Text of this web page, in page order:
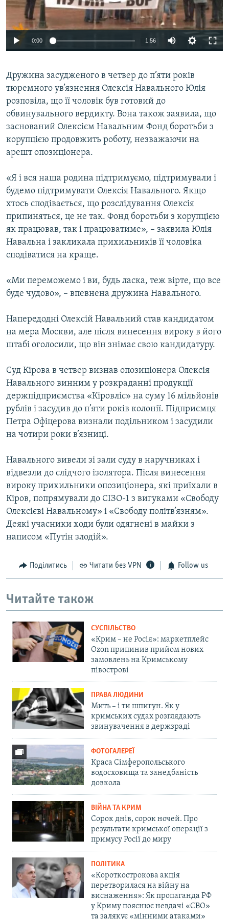
ВІДЕОУРОКИ «ELIFBE»
СВІДЧЕННЯ ОКУПАЦІЇ
УКРАЇНСЬКА ПРОБЛЕМА КРИМУ
Русский
Qırımtatar
Усі сайти RFE/RL
0:00 1:56
Дружина засудженого в четвер до п’яти років
тюремного ув’язнення Олексія Навального Юлія
розповіла, що її чоловік був готовий до
обвинувального вердикту. Вона також заявила, що
заснований Олексієм Навальним Фонд боротьби з
корупцією продовжить роботу, незважаючи на
арешт опозиціонера.
«Я і вся наша родина підтримуємо, підтримували і
будемо підтримувати Олексія Навального. Якщо
хтось сподівається, що розслідування Олексія
припиняться, це не так. Фонд боротьби з корупцією
як працював, так і працюватиме», – заявила Юлія
Навальна і закликала прихильників її чоловіка
сподіватися на краще.
«Ми переможемо і ви, будь ласка, теж вірте, що все
буде чудово», – впевнена дружина Навального.
Напередодні Олексій Навальний став кандидатом
на мера Москви, але після винесення вироку в його
штабі оголосили, що він знімає свою кандидатуру.
Суд Кірова в четвер визнав опозиціонера Олексія
Навального винним у розкраданні продукції
держпідприємства «Кіровліс» на суму 16 мільйонів
рублів і засудив до п’яти років колонії. Підприємця
Петра Офіцерова визнали подільником і засудили
на чотири роки в’язниці.
Навального вивели зі зали суду в наручниках і
відвезли до слідчого ізолятора. Після винесення
вироку прихильники опозиціонера, які приїхали в
Кіров, попрямували до СІЗО-1 з вигуками «Свободу
Олексієві Навальному» і «Свободу політв’язням».
Деякі учасники ходи були одягнені в майки з
написом «Путін злодій».
Поділитись Читати без VPN Follow us
Читайте також
СУСПІЛЬСТВО
«Крим – не Росія»: маркетплейс
Ozon припинив прийом нових
замовлень на Кримському
півострові
ПРАВА ЛЮДИНИ
Мить – і ти шпигун. Як у
кримських судах розглядають
звинувачення в держзраді
ФОТОГАЛЕРЕЇ
Краса Сімферопольського
водосховища та занедбаність
довкола
ВІЙНА ТА КРИМ
Сорок днів, сорок ночей. Про
результати кримської операції з
примусу Росії до миру
ПОЛІТИКА
«Короткострокова акція
перетворилася на війну на
виснаження»: Як пропаганда РФ
у Криму пояснює невдачі «СВО»
та залякує «мінними атаками»